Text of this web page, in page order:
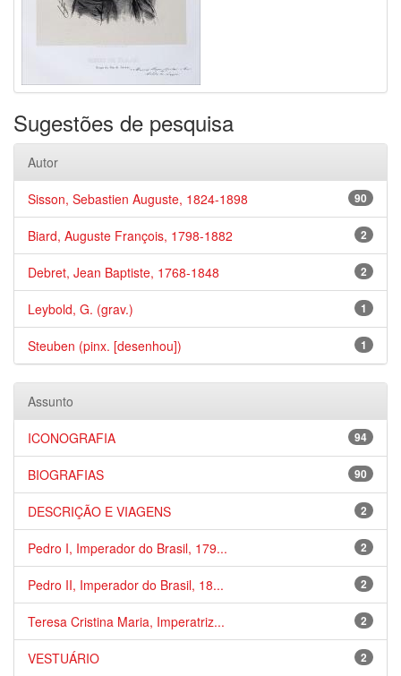
Sugestões de pesquisa
Autor
90
Sisson, Sebastien Auguste, 1824-1898
2
Biard, Auguste François, 1798-1882
2
Debret, Jean Baptiste, 1768-1848
1
Leybold, G. (grav.)
1
Steuben (pinx. [desenhou])
Assunto
94
ICONOGRAFIA
90
BIOGRAFIAS
2
DESCRIÇÃO E VIAGENS
2
Pedro I, Imperador do Brasil, 179...
2
Pedro II, Imperador do Brasil, 18...
2
Teresa Cristina Maria, Imperatriz...
2
VESTUÁRIO